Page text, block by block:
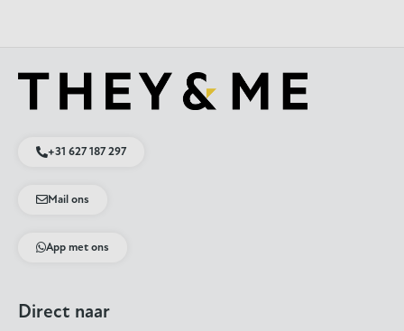
+31 627 187 297
Mail ons
App met ons
Direct naar